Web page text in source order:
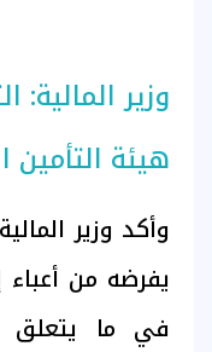
وزير
هيئة
وأكد وزير
يفرضه من
في ما يتعلق